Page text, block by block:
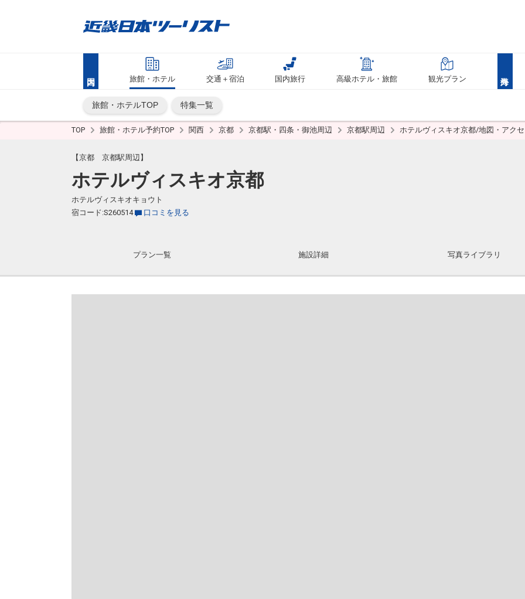
旅館・ホテル 交通＋宿泊 国内旅行 高級ホテル・旅館 観光プラン
旅館・ホテルTOP 特集一覧
TOP 旅館・ホテル予約TOP 関西 京都 京都駅・四条・御池周辺 京都駅周辺 ホテルヴィスキオ京都/地図・アク
【京都 京都駅周辺】
ホテルヴィスキオ京都
ホテルヴィスキオキョウト
宿コード:S260514
口コミを見る
プラン一覧 施設詳細 写真ライブラリ